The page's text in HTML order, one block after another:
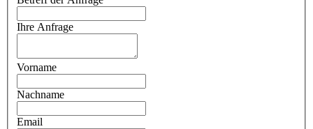
Ihre Anfrage
Vorname
Nachname
Email